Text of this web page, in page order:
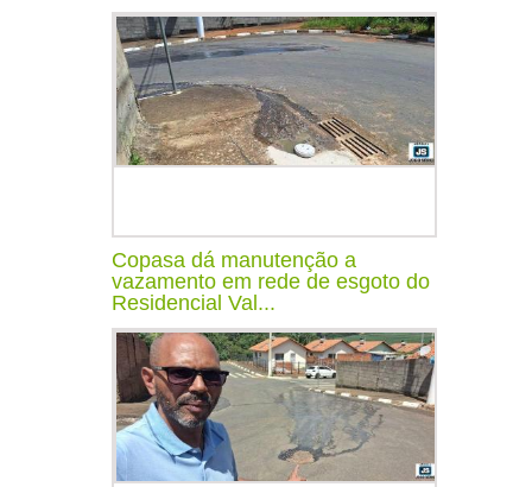
Copasa dá manutenção a
vazamento em rede de esgoto do
Residencial Val...